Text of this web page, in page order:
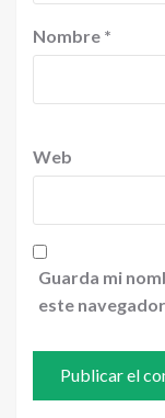
Nombre *
Web
Guarda mi
este